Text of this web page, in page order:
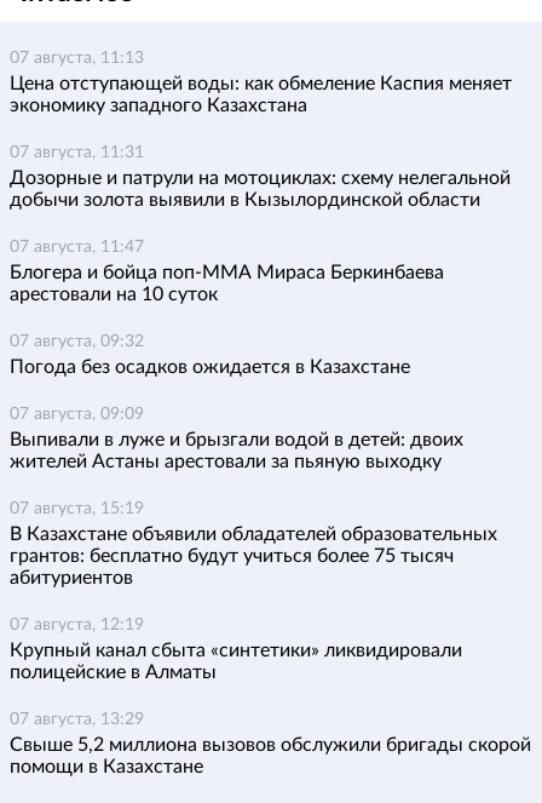
07 августа, 11:13
Цена отступающей воды: как обмеление Каспия меняет
экономику западного Казахстана
07 августа, 11:31
Дозорные и патрули на мотоциклах: схему нелегальной
добычи золота выявили в Кызылординской области
07 августа, 11:47
Блогера и бойца поп-ММА Мираса Беркинбаева
арестовали на 10 суток
07 августа, 09:32
Погода без осадков ожидается в Казахстане
07 августа, 09:09
Выпивали в луже и брызгали водой в детей: двоих
жителей Астаны арестовали за пьяную выходку
07 августа, 15:19
В Казахстане объявили обладателей образовательных
грантов: бесплатно будут учиться более 75 тысяч
абитуриентов
07 августа, 12:19
Крупный канал сбыта «синтетики» ликвидировали
полицейские в Алматы
07 августа, 13:29
Свыше 5,2 миллиона вызовов обслужили бригады скорой
помощи в Казахстане